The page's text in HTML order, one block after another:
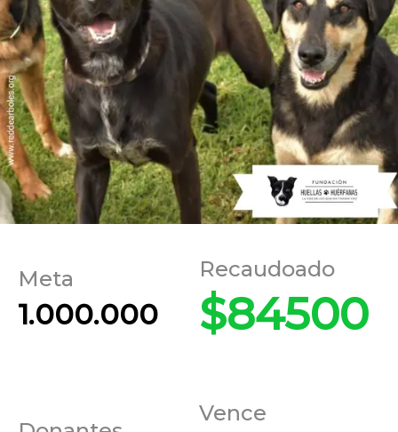
Meta
1.000.000
Recaudoado
$84500
Vence